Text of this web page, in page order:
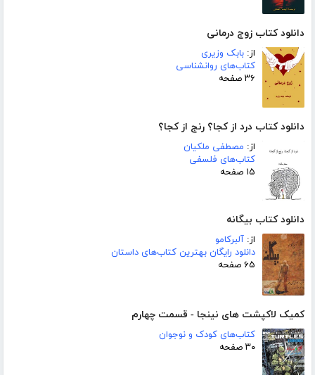
دانلود کتاب زوج درمانی
از: بابک وزیری
کتاب‌های روانشناسی
۳۶ صفحه
دانلود کتاب درد از کجا؟ رنج از کجا؟
از: مصطفی ملکیان
کتاب‌های فلسفی
۱۵ صفحه
دانلود کتاب بیگانه
از: آلبرکامو
دانلود رایگان بهترین کتاب‌های داستان
۶۵ صفحه
کمیک لاکپشت های نینجا - قسمت چهارم
کتاب‌های کودک و نوجوان
۳۰ صفحه